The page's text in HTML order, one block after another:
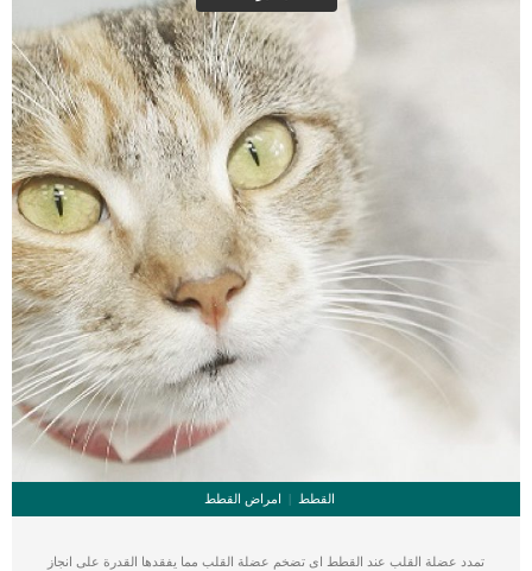
سيحتاج الكلب الى الخضوع الى بعض التحاليل والفحوصات الروتينية للتأكد من صحة
وسلامة الكلب وقدرته على تحمل التخدير.اعتمادًا على عمر الكلب وتكاثره وحالته ، قد
يستخدم […]
القطط امراض القطط
تمدد عضلة القلب عند القطط اى تضخم عضلة القلب مما يفقدها القدرة على انجاز